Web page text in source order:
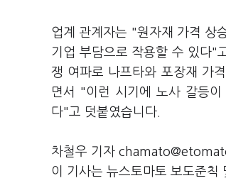
업계 관계자는 "원자재 가격 상
기업 부담으로 작용할 수 있다"
쟁 여파로 나프타와 포장재 가
면서 "이런 시기에 노사 갈등
다"고 덧붙였습니다.
차철우 기자
이 기사는 뉴스토마토 보도준칙